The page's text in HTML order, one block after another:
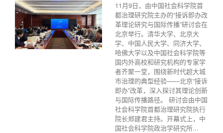
11月9日，由中国社会科学院首
都治理研究院主办的“接诉即办改
革理论研究与国际传播”研讨会在
北京举行。清华大学、北京大
学、中国人民大学、同济大学、
哈佛大学以及中国社会科学院等
国内外高校和研究机构的专家学
者齐聚一堂，围绕新时代超大城
市治理的典型经验——北京“接诉
即办”改革，深入探讨其理论创新
与国际传播路径。 研讨会由中国
社会科学院首都治理研究院执行
院长郑建君主持。开幕式上，中
国社会科学院政治学研究所...